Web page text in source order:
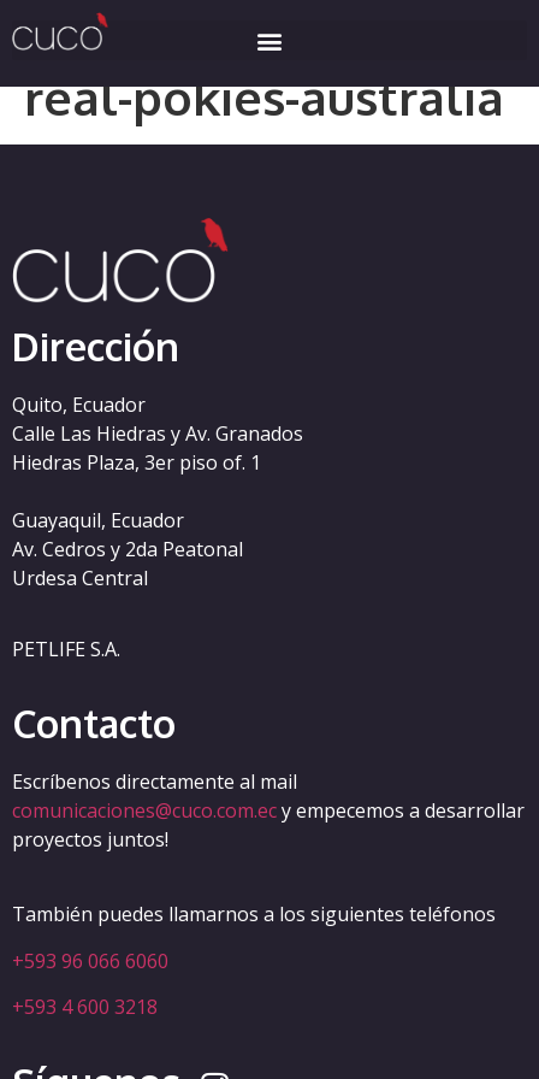
Categoría:online-
real-pokies-australia
Dirección
Quito, Ecuador
Calle Las Hiedras y Av. Granados
Hiedras Plaza, 3er piso of. 1
Guayaquil, Ecuador
Av. Cedros y 2da Peatonal
Urdesa Central
PETLIFE S.A.
Contacto
Escríbenos directamente al mail
comunicaciones@cuco.com.ecy empecemos a desarrollar
proyectos juntos!
También puedes llamarnos a los siguientes teléfonos
+593 96 066 6060
+593 4 600 3218